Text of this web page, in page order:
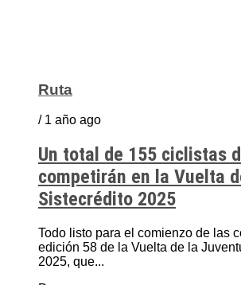
Ruta
/ 1 año ago
Un total de 155 ciclistas
competirán en la Vuelta
Sistecrédito 2025
Todo listo para el comienzo de las
edición 58 de la Vuelta de la
2025, que...